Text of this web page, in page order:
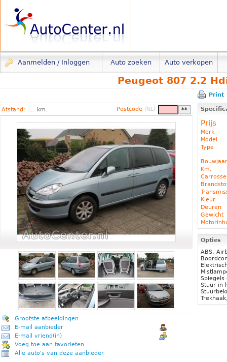
Aanmelden / Inloggen Auto zoeken Auto verkopen
Peugeot 807 2.2
Afstand: ... km. Postcode (NL)
Grootste afbeeldingen
E-mail aanbieder
E-mail vriend(in)
Voeg toe aan favorieten
Alle auto's van deze aanbieder
Print
Prijs
Merk
Model
Type
Km.
Kleur
Deuren
Gewicht
Opties
ABS,
Spiegels
Stuur in